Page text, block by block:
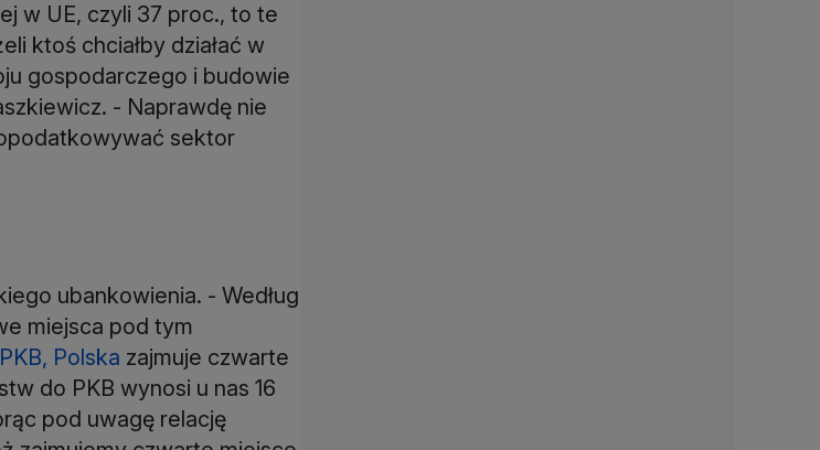
w UE, czyli 37 proc., to te
ktoś chciałby działać w
gospodarczego i budowie
- Naprawdę nie
sektor
ubankowienia. - Według
miejsca pod tym
PKB, Polska zajmuje czwarte
do PKB wynosi u nas 16
pod uwagę relację